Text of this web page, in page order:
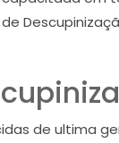
de ultima